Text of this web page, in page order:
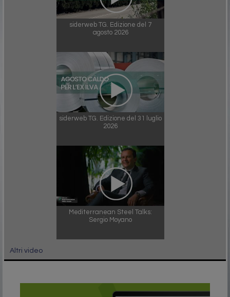
siderweb TG. Edizione del 7
agosto 2026
siderweb TG. Edizione del 31 luglio
2026
Mediterranean Steel Talks:
Sergio Moyano
Altri video